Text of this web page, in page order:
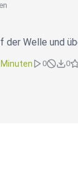
der Welle und
0 0